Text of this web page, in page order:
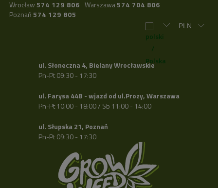
Wrocław 574 129 806 Warszawa574 704 806
Poznań 574 129 805
ul. Słoneczna 4, Bielany Wrocławskie
Pn-Pt 09:30 - 17:30
ul. Farysa 44B - wjazd od ul.Prozy, Warszawa
Pn-Pt 10:00 - 18:00 / Sb 11:00 - 14:00
ul. Słupska 21, Poznań
Pn-Pt 09:30 - 17:30